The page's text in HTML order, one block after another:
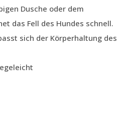
Dusche oder dem
das Fell des Hundes schnell.
sich der Körperhaltung des